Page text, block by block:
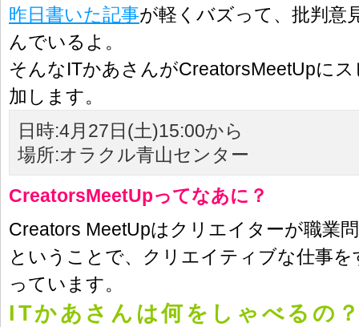
昨日書いた記事が軽くバズって、批判意
んでいるよ。
そんなITかあさんがCreatorsMeetUpに
加します。
日時:4月27日(土)15:00から
場所:オラクル青山センター
CreatorsMeetUpってなあに？
Creators MeetUpはクリエイターが職業
ということで、クリエイティブな仕事
っています。
ITかあさんは何をしゃべるの